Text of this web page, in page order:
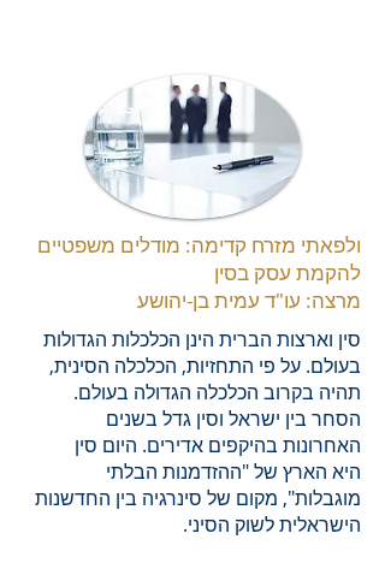
ולפאתי מזרח קדימה: מודלים משפטיים
להקמת עסק בסין
מרצה: עו"ד עמית בן-יהושע
סין וארצות הברית הינן הכלכלות הגדולות
בעולם. על פי התחזיות, הכלכלה הסינית,
תהיה בקרוב הכלכלה הגדולה בעולם.
הסחר בין ישראל וסין גדל בשנים
האחרונות בהיקפים אדירים. היום סין
היא הארץ של "ההזדמנות הבלתי
מוגבלות", מקום של סינרגיה בין החדשנות
הישראלית לשוק הסיני.